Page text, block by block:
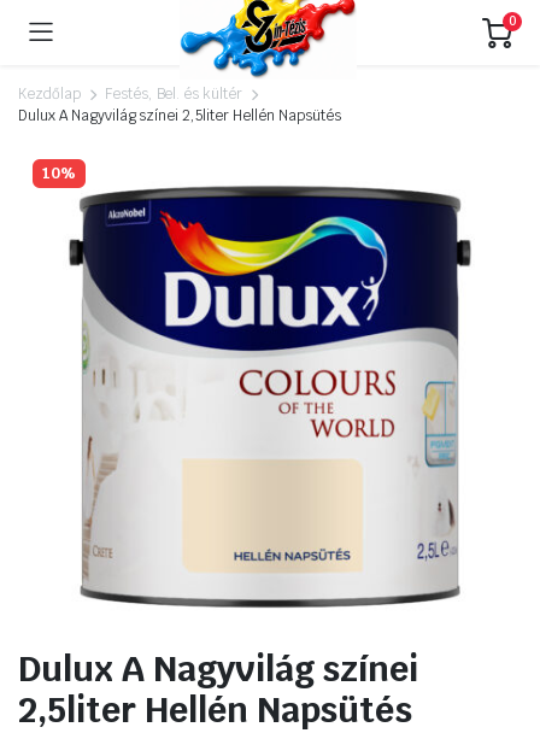
0
Kezdőlap
Festés, Bel. és kültér
Dulux A Nagyvilág színei 2,5liter Hellén Napsütés
10%
Dulux A Nagyvilág színei
2,5liter Hellén Napsütés